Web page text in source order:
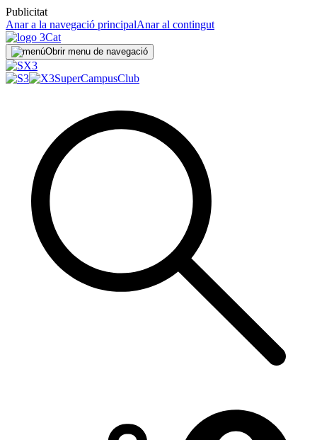
Publicitat
Anar a la navegació principalAnar al contingut
Obrir menu de navegació
SuperCampusClub